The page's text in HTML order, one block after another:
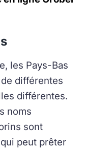
les Pays-Bas
différentes
différentes.
noms
sont
peut prêter